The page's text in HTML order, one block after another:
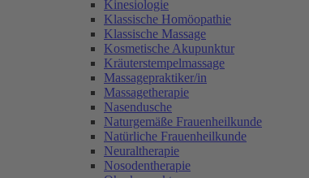
Kinesiologie
Klassische Homöopathie
Klassische Massage
Kosmetische Akupunktur
Kräuterstempelmassage
Massagepraktiker/in
Massagetherapie
Nasendusche
Naturgemäße Frauenheilkunde
Natürliche Frauenheilkunde
Neuraltherapie
Nosodentherapie